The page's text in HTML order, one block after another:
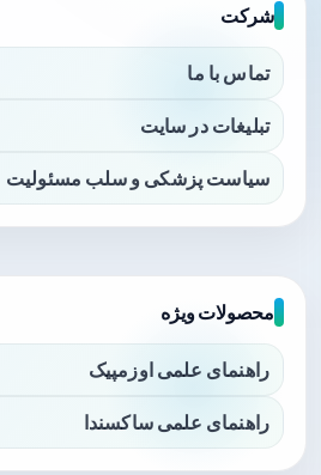
شرکت
تماس با ما
تبلیغات در سایت
سیاست پزشکی و سلب مسئولیت
محصولات ویژه
راهنمای علمی اوزمپیک
راهنمای علمی ساکسندا